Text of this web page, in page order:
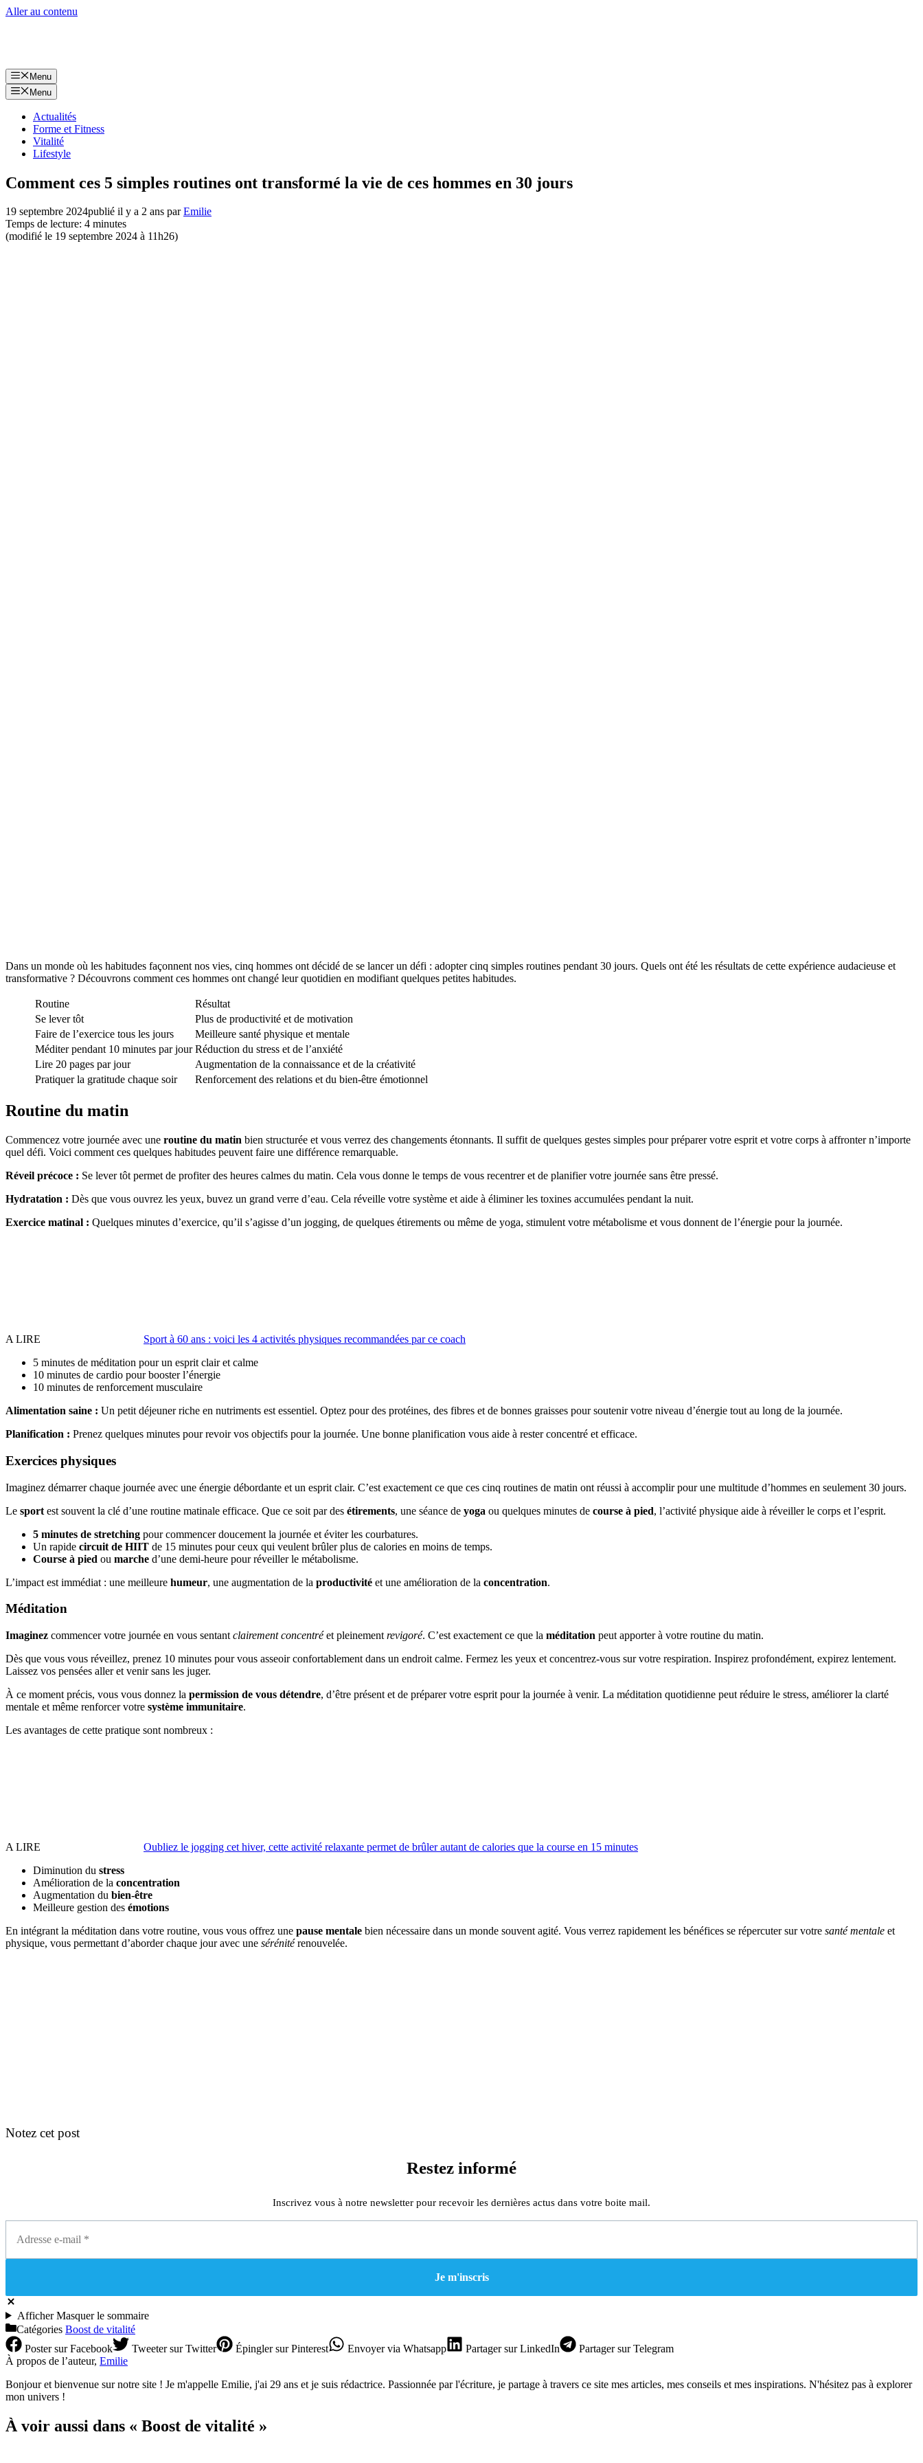
Aller au contenu
Menu
Menu
Actualités
Forme et Fitness
Vitalité
Lifestyle
Comment ces 5 simples routines ont transformé la vie de ces hommes en 30 jours
19 septembre 2024publié il y a 2 ans parEmilie
Temps de lecture: 4 minutes
(modifié le 19 septembre 2024 à 11h26)
Dans un monde où les habitudes façonnent nos vies, cinq hommes ont décidé de se lancer un défi : adopter cinq simples routines pendant 30 jours. Quels ont été les résultats de cette expérience audacieuse et
transformative ? Découvrons comment ces hommes ont changé leur quotidien en modifiant quelques petites habitudes.
Routine
Résultat
Se lever tôt
Plus de productivité et de motivation
Faire de l’exercice tous les jours
Meilleure santé physique et mentale
Méditer pendant 10 minutes par jour Réduction du stress et de l’anxiété
Lire 20 pages par jour
Augmentation de la connaissance et de la créativité
Pratiquer la gratitude chaque soir
Renforcement des relations et du bien-être émotionnel
Routine du matin
Commencez votre journée avec une routine du matin bien structurée et vous verrez des changements étonnants. Il suffit de quelques gestes simples pour préparer votre esprit et votre corps à affronter n’importe
quel défi. Voici comment ces quelques habitudes peuvent faire une différence remarquable.
Réveil précoce : Se lever tôt permet de profiter des heures calmes du matin. Cela vous donne le temps de vous recentrer et de planifier votre journée sans être pressé.
Hydratation : Dès que vous ouvrez les yeux, buvez un grand verre d’eau. Cela réveille votre système et aide à éliminer les toxines accumulées pendant la nuit.
Exercice matinal : Quelques minutes d’exercice, qu’il s’agisse d’un jogging, de quelques étirements ou même de yoga, stimulent votre métabolisme et vous donnent de l’énergie pour la journée.
A LIRE
Sport à 60 ans : voici les 4 activités physiques recommandées par ce coach
5 minutes de méditation pour un esprit clair et calme
10 minutes de cardio pour booster l’énergie
10 minutes de renforcement musculaire
Alimentation saine : Un petit déjeuner riche en nutriments est essentiel. Optez pour des protéines, des fibres et de bonnes graisses pour soutenir votre niveau d’énergie tout au long de la journée.
Planification : Prenez quelques minutes pour revoir vos objectifs pour la journée. Une bonne planification vous aide à rester concentré et efficace.
Exercices physiques
Imaginez démarrer chaque journée avec une énergie débordante et un esprit clair. C’est exactement ce que ces cinq routines de matin ont réussi à accomplir pour une multitude d’hommes en seulement 30 jours.
Le sport est souvent la clé d’une routine matinale efficace. Que ce soit par des étirements, une séance de yoga ou quelques minutes de course à pied, l’activité physique aide à réveiller le corps et l’esprit.
5 minutes de stretching pour commencer doucement la journée et éviter les courbatures.
Un rapide circuit de HIIT de 15 minutes pour ceux qui veulent brûler plus de calories en moins de temps.
Course à pied ou marche d’une demi-heure pour réveiller le métabolisme.
L’impact est immédiat : une meilleure humeur, une augmentation de la productivité et une amélioration de la concentration.
Méditation
Imaginez commencer votre journée en vous sentant clairement concentréet pleinement revigoré. C’est exactement ce que la méditation peut apporter à votre routine du matin.
Dès que vous vous réveillez, prenez 10 minutes pour vous asseoir confortablement dans un endroit calme. Fermez les yeux et concentrez-vous sur votre respiration. Inspirez profondément, expirez lentement.
Laissez vos pensées aller et venir sans les juger.
À ce moment précis, vous vous donnez la permission de vous détendre, d’être présent et de préparer votre esprit pour la journée à venir. La méditation quotidienne peut réduire le stress, améliorer la clarté
mentale et même renforcer votre système immunitaire.
Les avantages de cette pratique sont nombreux :
A LIRE
Oubliez le jogging cet hiver, cette activité relaxante permet de brûler autant de calories que la course en 15 minutes
Diminution du stress
Amélioration de la concentration
Augmentation du bien-être
Meilleure gestion des émotions
En intégrant la méditation dans votre routine, vous vous offrez une pause mentale bien nécessaire dans un monde souvent agité. Vous verrez rapidement les bénéfices se répercuter sur votre santé mentale et
physique, vous permettant d’aborder chaque jour avec une sérénitérenouvelée.
Notez cet post
Restez informé
Inscrivez vous à notre newsletter pour recevoir les dernières actus dans votre boite mail.
AfficherMasquerle sommaire
Catégories Boost de vitalité
Postersur Facebook Tweetersur Twitter Épinglersur Pinterest Envoyervia Whatsapp Partagersur LinkedIn Partagersur Telegram
À propos de l’auteur, Emilie
Bonjour et bienvenue sur notre site ! Je m'appelle Emilie, j'ai 29 ans et je suis rédactrice. Passionnée par l'écriture, je partage à travers ce site mes articles, mes conseils et mes inspirations. N'hésitez pas à explorer
mon univers !
À voir aussi dans « Boost de vitalité »